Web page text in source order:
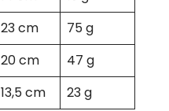
23 cm
75 g
20 cm
47 g
13,5 cm 23 g